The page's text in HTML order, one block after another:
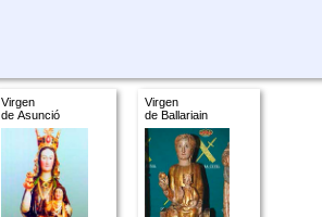
Virgen
de Asunció
Virgen
de Ballariain